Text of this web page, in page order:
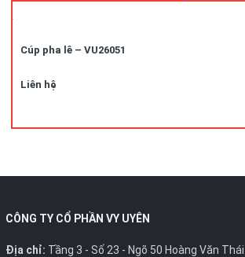
Cúp pha lê – VU26051
Liên hệ
CÔNG TY CỔ PHẦN VY UYÊN
Địa chỉ: Tầng 3 - Số 23 - Ngõ 50 Hoàng Văn Thái